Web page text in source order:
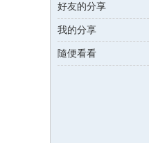
O
O
痞
好友的分享
我的分享
隨便看看